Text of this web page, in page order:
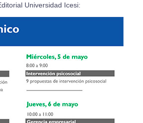
Universidad Icesi: